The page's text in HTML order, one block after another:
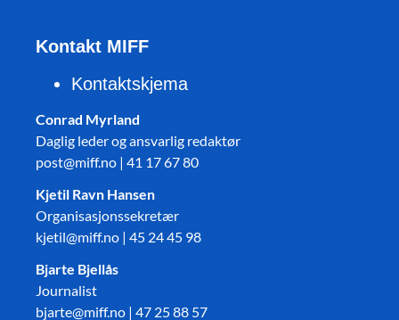
Kontakt MIFF
Kontaktskjema
Conrad Myrland
Daglig leder og ansvarlig redaktør
post@miff.no | 41 17 67 80
Kjetil Ravn Hansen
Organisasjonssekretær
kjetil@miff.no | 45 24 45 98
Bjarte Bjellås
Journalist
bjarte@miff.no | 47 25 88 57